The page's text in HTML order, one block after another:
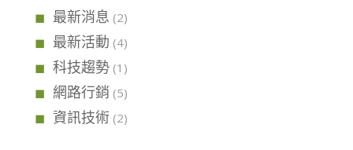
最新消息 (2)
最新活動 (4)
科技趨勢(1)
網路行銷 (5)
資訊技術(2)